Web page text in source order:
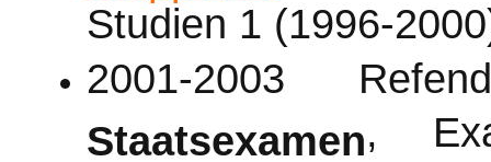
Studien 1 (1996-
2001-2003
Staatsexamen,